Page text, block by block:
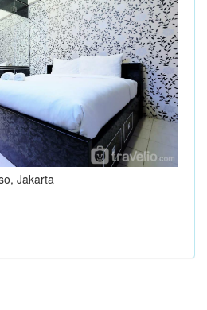
Jakarta